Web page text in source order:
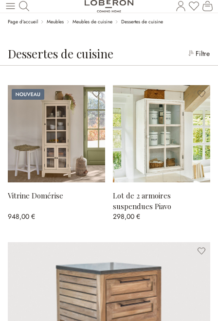
Revenir au contenu principal
Page d'accueil Meubles Meubles de cuisine Dessertes de cuisine
Dessertes de cuisine Filtre
Nouveau
Vitrine Domérise
948,00 €
Lot de 2 armoires
suspendues Piavo
298,00 €